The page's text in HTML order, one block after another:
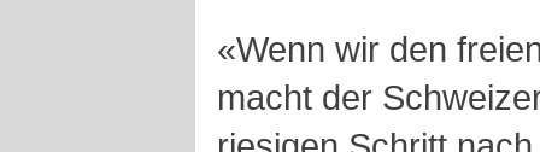
«Wenn wir den
macht der